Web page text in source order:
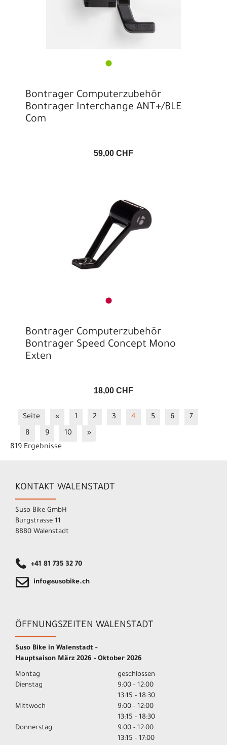
Bontrager Computerzubehör
Bontrager Interchange ANT+/BLE
Com
59,00 CHF
Bontrager Computerzubehör
Bontrager Speed Concept Mono
Exten
18,00 CHF
Seite « 1 2 3 4 5 6
7
8
9 10
»
819 Ergebnisse
KONTAKT WALENSTADT
Suso Bike GmbH
Burgstrasse 11
8880 Walenstadt
+41 81 735 32 70
info@susobike.ch
ÖFFNUNGSZEITEN WALENSTADT
Suso Bike in Walenstadt -
Hauptsaison März 2026 - Oktober 2026
Montag
geschlossen
Dienstag
9:00 - 12:00
13:15 - 18:30
Mittwoch
9:00 - 12:00
13:15 - 18:30
Donnerstag
9:00 - 12:00
13:15 - 17:00